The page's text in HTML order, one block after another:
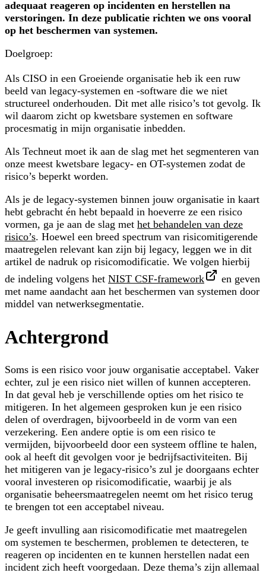
adequaat reageren op incidenten en herstellen na
verstoringen. In deze publicatie richten we ons vooral
op het beschermen van systemen.
Doelgroep:
Als CISO in een Groeiende organisatie heb ik een ruw
beeld van legacy-systemen en -software die we niet
structureel onderhouden. Dit met alle risico’s tot gevolg. Ik
wil daarom zicht op kwetsbare systemen en software
procesmatig in mijn organisatie inbedden.
Als Techneut moet ik aan de slag met het segmenteren van
onze meest kwetsbare legacy- en OT-systemen zodat de
risico’s beperkt worden.
Als je de legacy-systemen binnen jouw organisatie in kaart
hebt gebracht én hebt bepaald in hoeverre ze een risico
vormen, ga je aan de slag met het behandelen van deze
risico’s. Hoewel een breed spectrum van risicomitigerende
maatregelen relevant kan zijn bij legacy, leggen we in dit
artikel de nadruk op risicomodificatie. We volgen hierbij
de indeling volgens het NIST CSF-framework
en geven
met name aandacht aan het beschermen van systemen door
middel van netwerksegmentatie.
Achtergrond
Soms is een risico voor jouw organisatie acceptabel. Vaker
echter, zul je een risico niet willen of kunnen accepteren.
In dat geval heb je verschillende opties om het risico te
mitigeren. In het algemeen gesproken kun je een risico
delen of overdragen, bijvoorbeeld in de vorm van een
verzekering. Een andere optie is om een risico te
vermijden, bijvoorbeeld door een systeem offline te halen,
ook al heeft dit gevolgen voor je bedrijfsactiviteiten. Bij
het mitigeren van je legacy-risico’s zul je doorgaans echter
vooral investeren op risicomodificatie, waarbij je als
organisatie beheersmaatregelen neemt om het risico terug
te brengen tot een acceptabel niveau.
Je geeft invulling aan risicomodificatie met maatregelen
om systemen te beschermen, problemen te detecteren, te
reageren op incidenten en te kunnen herstellen nadat een
incident zich heeft voorgedaan. Deze thema’s zijn allemaal